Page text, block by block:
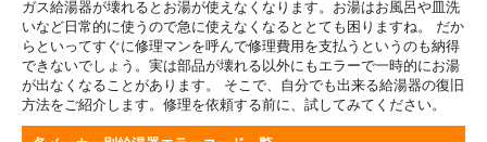
ガス給湯器が壊れるとお湯が使えなくなります。お湯はお風呂や皿洗
いなど日常的に使うので急に使えなくなるととても困りますね。 だか
らといってすぐに修理マンを呼んで修理費用を支払うというのも納得
できないでしょう。実は部品が壊れる以外にもエラーで一時的にお湯
が出なくなることがあります。 そこで、自分でも出来る給湯器の復旧
方法をご紹介します。修理を依頼する前に、試してみてください。